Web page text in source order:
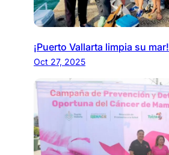
¡Puerto Vallarta limpia su mar!
Oct 27, 2025